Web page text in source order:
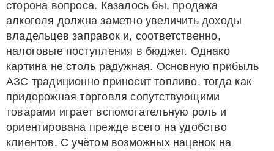
сторона вопроса. Казалось бы, продажа
алкоголя должна заметно увеличить доходы
владельцев заправок и, соответственно,
налоговые поступления в бюджет. Однако
картина не столь радужная. Основную прибыль
АЗС традиционно приносит топливо, тогда как
придорожная торговля сопутствующими
товарами играет вспомогательную роль и
ориентирована прежде всего на удобство
клиентов. С учётом возможных наценок на